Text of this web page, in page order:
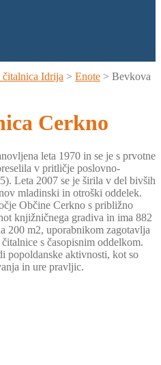
Idrija > Enote > Bevkova
Cerkno
leta 1970 in se je s prvotne
v pritličje poslovno-
Leta 2007 se je širila v del bivših
mladinski in otroški oddelek.
Občine Cerkno s približno
knjižničnega gradiva in ima 882
200 m2, uporabnikom zagotavlja
s časopisnim oddelkom.
popoldanske aktivnosti, kot so
in ure pravljic.